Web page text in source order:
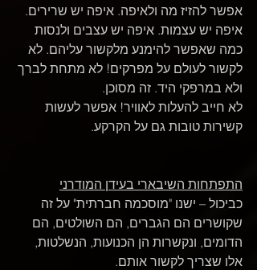
אפשר להזיז מה ולאיפה. איפה יש שרירים.
איפה יש עצמות. איפה יש עצבים ולנסות
כמה שאפשר להימנע מלקשור עליהם. לא
לקשור לעולם על מפרקים! לא מתחת לברך
ולא במרפקי היד. זה מסוכן.
לא חייב להעלות לאוויר! אפשר לעשות
קשירות טובות גם על הקרקע.
התפתחות השיבארי בעידן המודרני
כביכול – ישנו "מוסכמה חברתית" על זה
שקושרים הם הגברים, הם השולטים, הם
הדומים, ונקשרות הן הכנועות, הנשלטות,
אלו שצריך לקשור אותם.